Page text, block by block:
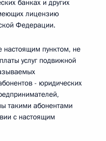
банках и других
лицензию
Федерации.
настоящим пунктом, не
услуг подвижной
- юридических
такими абонентами
с настоящим